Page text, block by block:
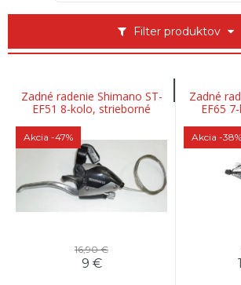
Filter produktov
Zadné radenie Shimano ST-
EF51 8-kolo, strieborné
Akcia -47%
16,90 €
9 €
Zadné
EF65
Akcia -38%